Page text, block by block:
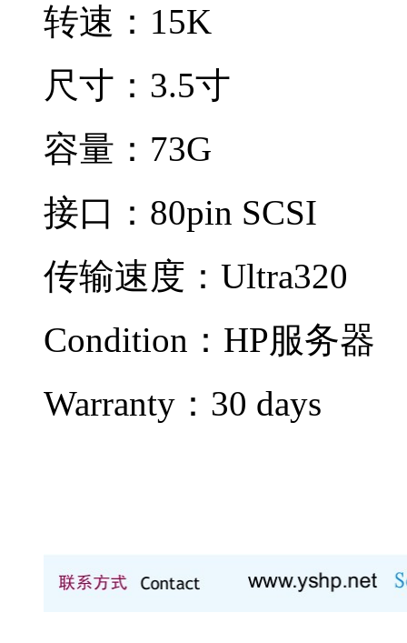
转速：15K
尺寸：3.5寸
容量：73G
接口：80pin SCSI
传输速度：Ultra320
Condition： HP服务器
Warranty： 30 days